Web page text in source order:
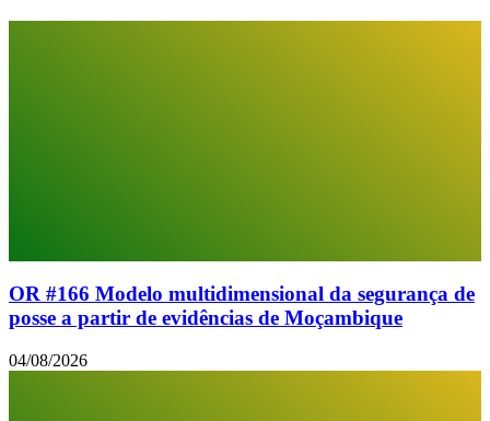
OR #166 Modelo multidimensional da segurança de
posse a partir de evidências de Moçambique
04/08/2026